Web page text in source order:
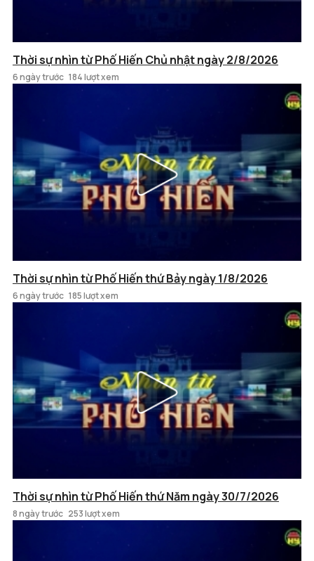
Thời sự nhìn từ Phố Hiến Chủ nhật ngày 2/8/2026
6 ngày trước 184 lượt xem
Thời sự nhìn từ Phố Hiến thứ Bảy ngày 1/8/2026
6 ngày trước 185 lượt xem
Thời sự nhìn từ Phố Hiến thứ Năm ngày 30/7/2026
8 ngày trước 253 lượt xem